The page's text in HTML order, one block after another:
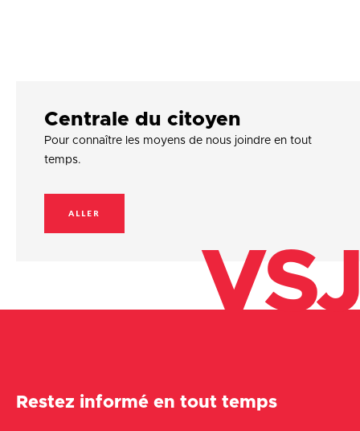
Centrale du citoyen
Pour connaître les moyens de nous joindre en tout
temps.
ALLER
VSJ
Restez informé en tout temps